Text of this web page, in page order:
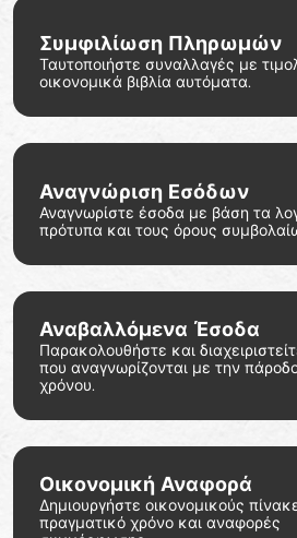
Συμφιλίωση Πληρωμών
Ταυτοποιήστε συναλλαγές με
οικονομικά βιβλία αυτόματα.
Αναγνώριση Εσόδων
Αναγνωρίστε έσοδα με βάση τα
πρότυπα και τους όρους
Αναβαλλόμενα Έσοδα
Παρακολουθήστε και
που αναγνωρίζονται με την
χρόνου.
Οικονομική Αναφορά
Δημιουργήστε οικονομικούς
πραγματικό χρόνο και αναφορές